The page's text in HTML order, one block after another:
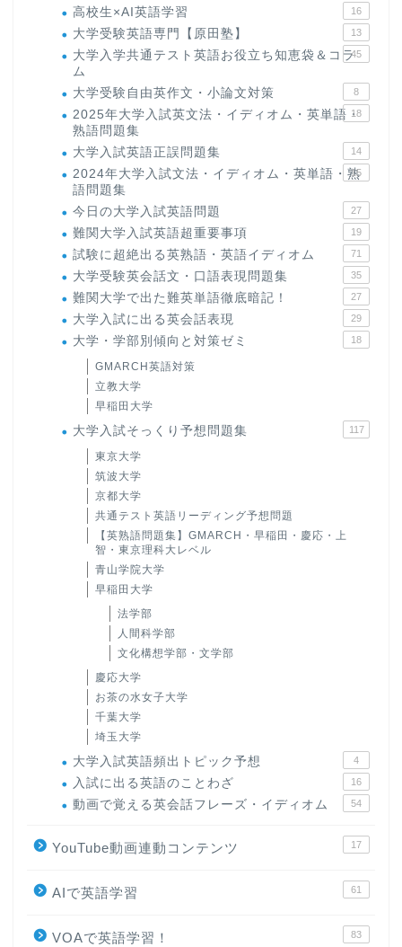
高校生×AI英語学習 16
大学受験英語専門【原田塾】 13
大学入学共通テスト英語お役立ち知恵袋＆コラ
ム
45
大学受験自由英作文・小論文対策 8
2025年大学入試英文法・イディオム・英単語・
熟語問題集
18
大学入試英語正誤問題集 14
2024年大学入試文法・イディオム・英単語・熟
語問題集
15
今日の大学入試英語問題 27
難関大学入試英語超重要事項 19
試験に超絶出る英熟語・英語イディオム 71
大学受験英会話文・口語表現問題集 35
難関大学で出た難英単語徹底暗記！ 27
大学入試に出る英会話表現 29
大学・学部別傾向と対策ゼミ 18
GMARCH英語対策
立教大学
早稲田大学
大学入試そっくり予想問題集 117
東京大学
筑波大学
京都大学
共通テスト英語リーディング予想問題
【英熟語問題集】GMARCH・早稲田・慶応・上
智・東京理科大レベル
青山学院大学
早稲田大学
法学部
人間科学部
文化構想学部・文学部
慶応大学
お茶の水女子大学
千葉大学
埼玉大学
大学入試英語頻出トピック予想 4
入試に出る英語のことわざ 16
動画で覚える英会話フレーズ・イディオム 54
YouTube動画連動コンテンツ 17
AIで英語学習 61
VOAで英語学習！ 83